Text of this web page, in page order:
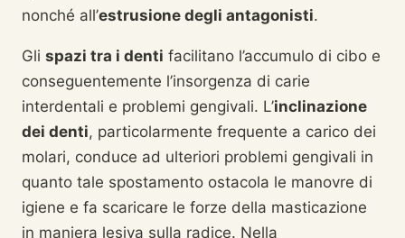
nonché all’estrusione degli antagonisti.
Gli spazi tra i denti facilitano l’accumulo di cibo e
conseguentemente l’insorgenza di carie
interdentali e problemi gengivali. L’inclinazione
dei denti, particolarmente frequente a carico dei
molari, conduce ad ulteriori problemi gengivali in
quanto tale spostamento ostacola le manovre di
igiene e fa scaricare le forze della masticazione
in maniera lesiva sulla radice. Nella